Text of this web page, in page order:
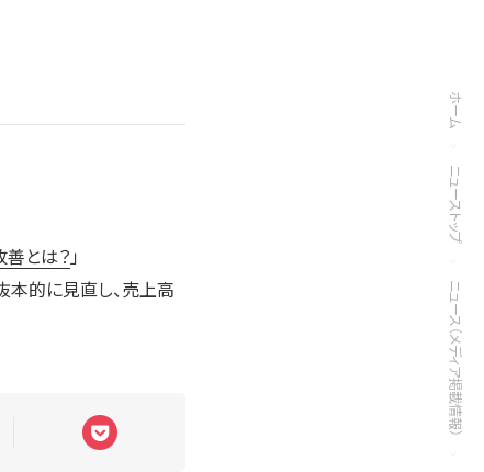
ホーム
ニューストップ
ニュース（メディア掲載情報）
とは？ 」
本的に見直し、売上高